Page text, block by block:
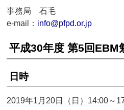
事務局 石毛
e-mail： info@pfpd.or.jp
平成30年度 第5回EBM
日時
2019年1月20日（日）14:00～